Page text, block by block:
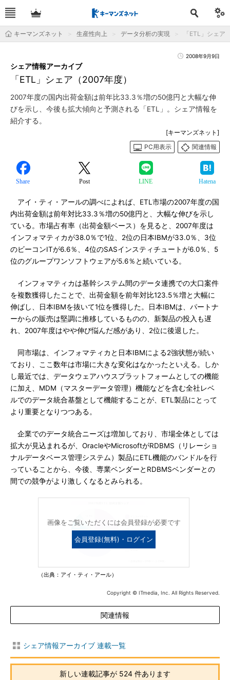
キーマンズネット 生産性向上 データ分析の実現 「ETL」シェ
2008年9月9日
「ETL」シェア（2007年度）
シェア情報アーカイブ
2007年度の国内出荷金額は前年比33.3％増の50億円と大幅な伸
びを示し、今後も拡大傾向と予測される「ETL」。シェア情報を
紹介する。
[キーマンズネット]
PC用表示
関連情報
Share Post LINE Hatena
アイ・ティ・アールの調べによれば、ETL市場の2007年度の国
内出荷金額は前年対比33.3％増の50億円と、大幅な伸びを示し
ている。市場占有率（出荷金額ベース）を見ると、2007年度は
インフォマティカが38.0％で1位、2位の日本IBMが33.0％、3位
のビーコンITが6.6％、4位のSASインスティチュートが6.0％、5
位のグループワンソフトウェアが5.6％と続いている。
インフォマティカは基幹システム間のデータ連携での大口案件
を複数獲得したことで、出荷金額を前年対比123.5％増と大幅に
伸ばし、日本IBMを抜いて1位を獲得した。日本IBMは、パートナ
ーからの販売は堅調に推移しているものの、新製品の投入も遅
れ、2007年度はやや伸び悩んだ感があり、2位に後退した。
同市場は、インフォマティカと日本IBMによる2強状態が続い
ており、ここ数年は市場に大きな変化はなかったといえる。しか
し最近では、データウェアハウスプラットフォームとしての機能
に加え、MDM（マスターデータ管理）機能などを含む全社レベ
ルでのデータ統合基盤として機能することが、ETL製品にとって
より重要となりつつある。
企業でのデータ統合ニーズは増加しており、市場全体としては
拡大が見込まれるが、OracleやMicrosoftがRDBMS（リレーショ
ナルデータベース管理システム）製品にETL機能のバンドルを行
っていることから、今後、専業ベンダーとRDBMSベンダーとの
間での競争がより激しくなるとみられる。
画像をご覧いただくには会員登録が必要です
会員登録(無料)・ログイン
（出典：アイ・ティ・アール）
Copyright © ITmedia, Inc. All Rights Reserved.
関連情報
シェア情報アーカイブ 連載一覧
新しい連載記事が 524 件あります